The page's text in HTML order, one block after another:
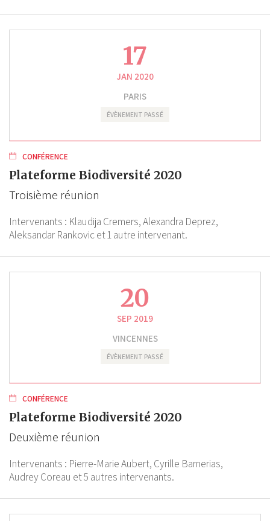
17
JAN 2020
PARIS
ÉVÈNEMENT PASSÉ
CONFÉRENCE
Plateforme Biodiversité 2020
Troisième réunion
Intervenants : Klaudija Cremers,Alexandra Deprez,
Aleksandar Rankovicet 1 autre intervenant.
20
SEP 2019
VINCENNES
ÉVÈNEMENT PASSÉ
CONFÉRENCE
Plateforme Biodiversité 2020
Deuxième réunion
Intervenants : Pierre-Marie Aubert, Cyrille Barnerias,
Audrey Coreau et 5 autres intervenants.